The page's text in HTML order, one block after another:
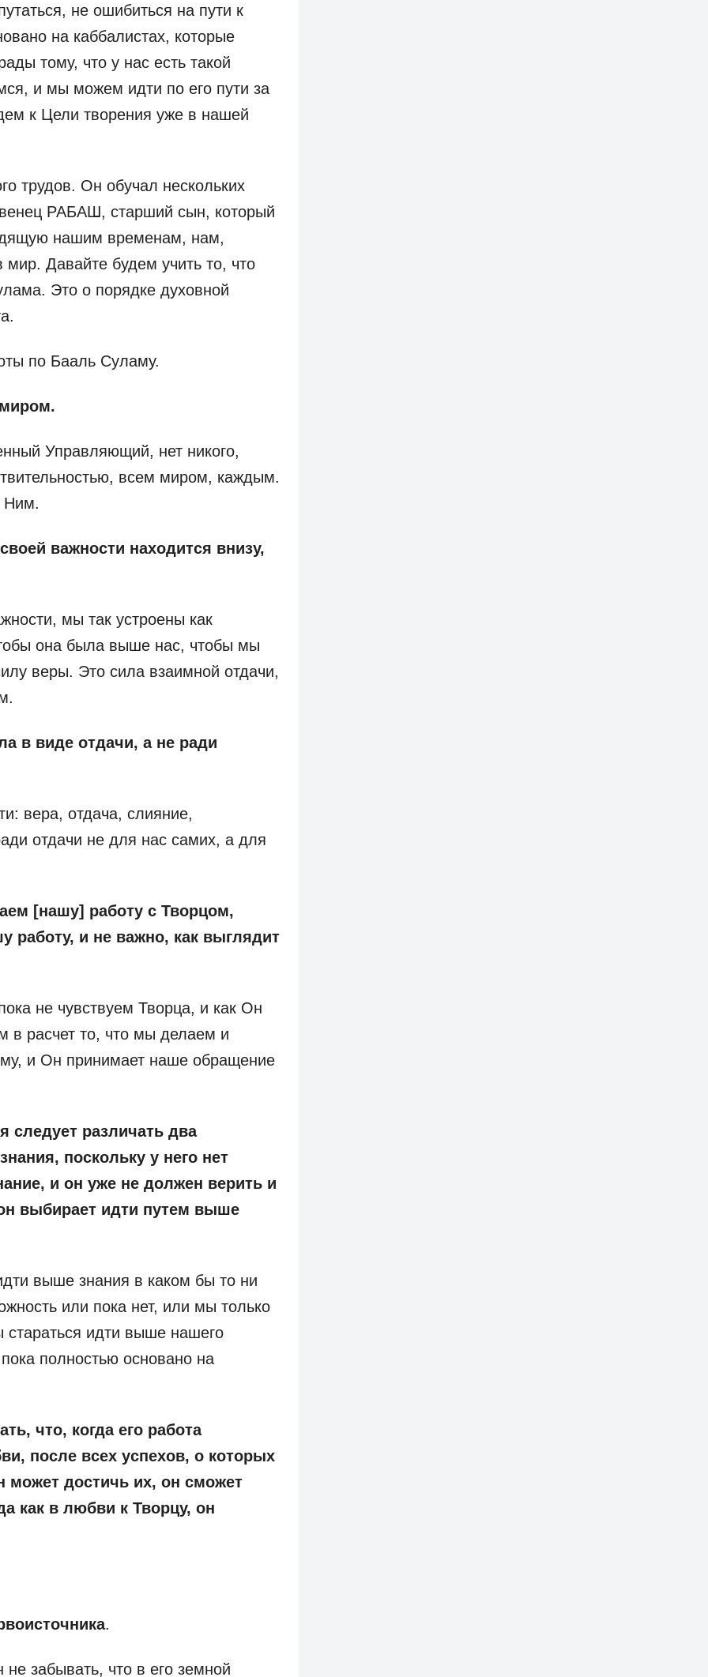
не ошибиться на пути к
на каббалистах, которые
тому, что у нас есть такой
и мы можем идти по его пути за
к Цели творения уже в нашей
трудов. Он обучал нескольких
РАБАШ, старший сын, который
нашим временам, нам,
Давайте будем учить то, что
Это о порядке духовной
по Бааль Суламу.
Управляющий, нет никого,
всем миром, каждым.
Ним.
важности находится внизу,
мы так устроены как
она была выше нас, чтобы мы
веры. Это сила взаимной отдачи,
в виде отдачи, а не ради
вера, отдача, слияние,
отдачи не для нас самих, а для
[нашу] работу с Творцом,
работу, и не важно, как выглядит
не чувствуем Творца, и как Он
в расчет то, что мы делаем и
и Он принимает наше обращение
следует различать два
поскольку у него нет
и он уже не должен верить и
выбирает идти путем выше
выше знания в каком бы то ни
или пока нет, или мы только
стараться идти выше нашего
полностью основано на
что, когда его работа
после всех успехов, о которых
может достичь их, он сможет
как в любви к Творцу, он
.
забывать, что в его земной